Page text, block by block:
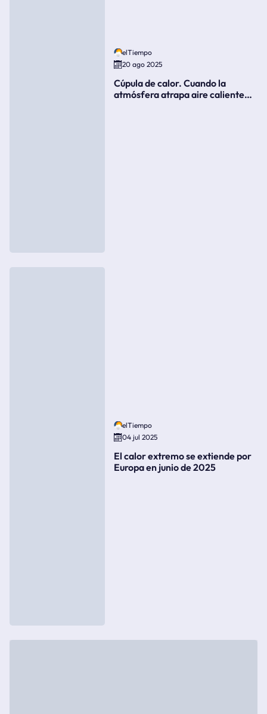
elTiempo
20 ago 2025
Cúpula de calor. Cuando la
atmósfera atrapa aire caliente
elTiempo
04 jul 2025
El calor extremo se extiende por
Europa en junio de 2025